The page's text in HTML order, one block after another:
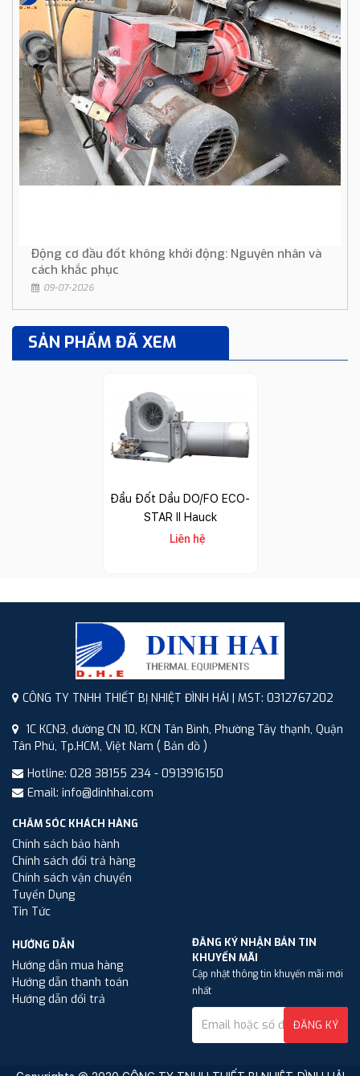
Động cơ đầu đốt không khởi động: Nguyên nhân và
cách khắc phục
09-07-2026
SẢN PHẨM ĐÃ XEM
Đầu Đốt Dầu DO/FO ECO-
STAR II Hauck
Liên hệ
CÔNG TY TNHH THIẾT BỊ NHIỆT ĐÌNH HẢI | MST: 0312767202
1C KCN3, đường CN 10, KCN Tân Bình, Phường Tây thạnh, Quận
Tân Phú, Tp.HCM, Việt Nam ( Bản đồ )
Hotline: 028 38155 234 - 0913916150
Email: info@dinhhai.com
CHĂM SÓC KHÁCH HÀNG
Chính sách bảo hành
Chính sách đổi trả hàng
Chính sách vận chuyển
Tuyển Dụng
Tin Tức
HƯỚNG DẪN
Hướng dẫn mua hàng
Hướng dẫn thanh toán
Hướng dẫn đổi trả
ĐĂNG KÝ NHẬN BẢN TIN
KHUYẾN MÃI
Cập nhật thông tin khuyến mãi mới
nhất
ĐĂNG KÝ